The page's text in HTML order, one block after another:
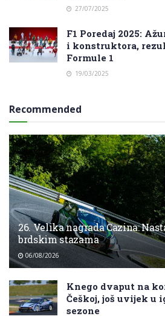
27/07/2025
F1 Poredaj 2025:
i konstruktora,
Formule 1
19/03/2025
Recommended
26. Velika nagrada Cazina:
brdskim stazama
06/08/2026
Knego dvaput na
Češkoj, još uvijek u
sezone